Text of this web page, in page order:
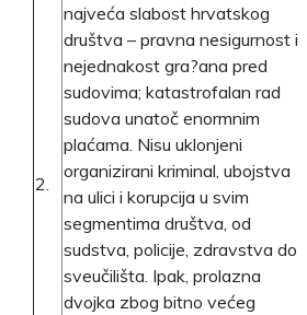
2.
najveća slabost hrvatskog
društva – pravna nesigurnost i
nejednakost gra?ana pred
sudovima; katastrofalan rad
sudova unatoč enormnim
plaćama. Nisu uklonjeni
organizirani kriminal, ubojstva
na ulici i korupcija u svim
segmentima društva, od
sudstva, policije, zdravstva do
sveučilišta. Ipak, prolazna
dvojka zbog bitno većeg